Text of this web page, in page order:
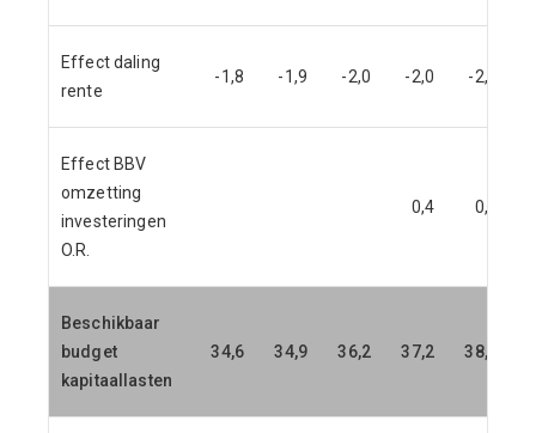
Effect daling
rente
-1,8 -1,9 -2,0 -2,0 -2,0
Effect BBV
omzetting
investeringen
O.R.
0,4 0,8
Beschikbaar
budget
kapitaallasten
34,6 34,9 36,2 37,2 38,0